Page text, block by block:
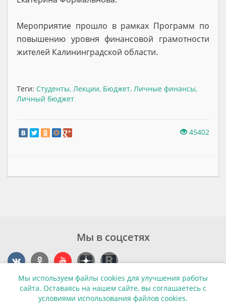
Мероприятие прошло в рамках Программ по
повышению уровня финансовой грамотности
жителей Калининградской области.
Теги: Студенты, Лекции, Бюджет, Личные финансы,
Личный бюджет
45402
Мы используем файлы cookies для улучшения работы
сайта. Оставаясь на нашем сайте, вы соглашаетесь с
условиями использования файлов cookies.
Мы в соцсетях
Контакты
г. Калининград, ул. Эпроновская, 1